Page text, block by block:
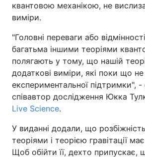
квантовою механікою, не
виміри.
"Головні переваги або
багатьма іншими теоріями
полягають у тому, що нашій
додаткові виміри, які поки що
експериментальної підтримки", -
співавтор дослідження Юкка
Live Science.
У виданні додали, що
теоріями і теорією гравітації
Щоб обійти її, дехто припускає,